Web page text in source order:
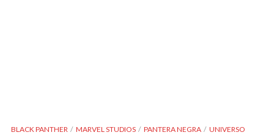
BLACK PANTHER MARVEL STUDIOS PANTERA NEGRA
UNIVERSO